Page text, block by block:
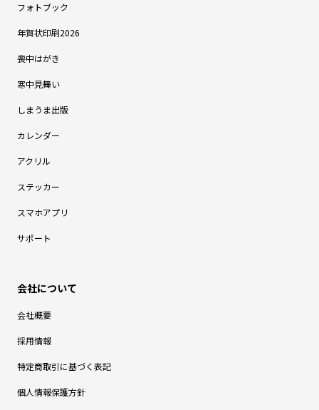
フォトブック
年賀状印刷2026
喪中はがき
寒中見舞い
しまうま出版
カレンダー
アクリル
ステッカー
スマホアプリ
サポート
会社概要
採用情報
特定商取引に基づく表記
個人情報保護方針